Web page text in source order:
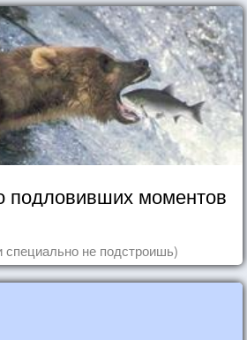
подловивших моментов
специально не подстроишь)